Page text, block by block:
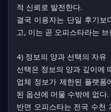
적 신뢰로 발전한다.
결국 이용자는 단일 후기보
고, 이는 곧 오피스타라는
4) 정보의 양과 선택의 자유
선택은 정보의 양과 깊이에
업체 정보가 제한된 플랫
된 옵션에 머물 수밖에 없다.
반면 오피스타는 전국 수천